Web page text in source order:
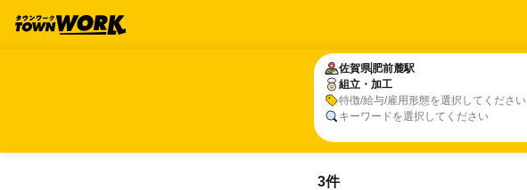
佐賀県肥前麓駅
組立・加工
特徴/給与/雇用形態を選択してください
キーワードを選択してください
佐賀県肥前麓駅
組立・加工
3件